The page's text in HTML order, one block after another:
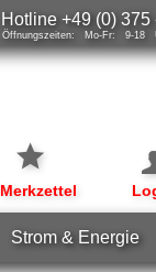
Hotline +49 (0) 375
Öffnungszeiten: Mo-Fr: 9-18
Merkzettel
Strom & Energie